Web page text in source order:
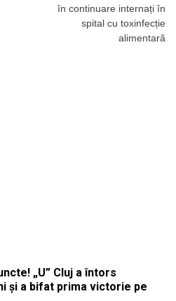
în continuare internați în
spital cu toxinfecție
alimentară
„U” Cluj a întors
și a bifat prima victorie pe